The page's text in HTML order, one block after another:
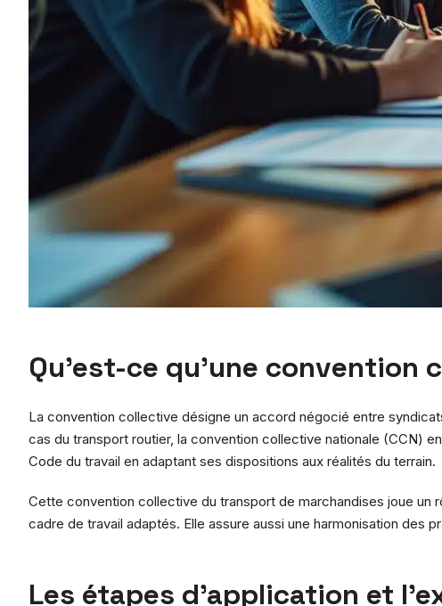
Qu’est-ce qu’une
La convention collective désigne un accord négocié entre
cas du transport routier, la convention collective nationale (CCN)
Code du travail en adaptant ses dispositions aux réalités du terrain.
Cette convention collective du transport de marchandises joue un
cadre de travail adaptés. Elle assure aussi une harmonisation des
Les étapes d’application et